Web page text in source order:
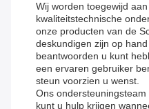
Wij worden toegewijd
kwaliteitstechnische
onze producten van de
deskundigen zijn op
beantwoorden u kunt
een ervaren gebruiker
steun voorzien u wenst.
Ons
kunt u hulp krijgen